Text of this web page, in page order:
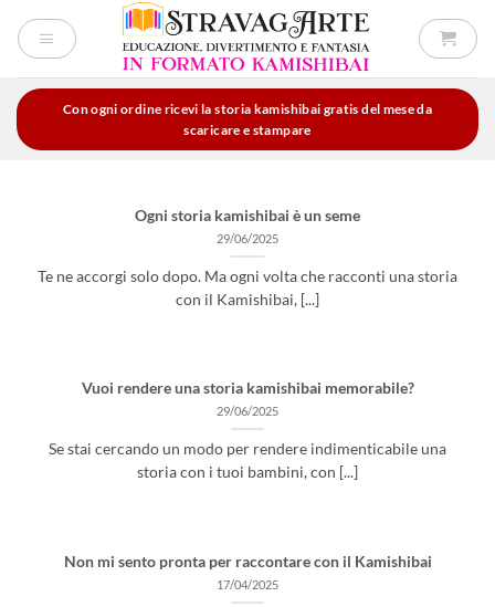
Con ogni ordine ricevi la storia kamishibai gratis del mese da
scaricare e stampare
Ogni storia kamishibai è un seme
29/06/2025
Te ne accorgi solo dopo. Ma ogni volta che racconti una storia
con il Kamishibai, [...]
Vuoi rendere una storia kamishibai memorabile?
29/06/2025
Se stai cercando un modo per rendere indimenticabile una
storia con i tuoi bambini, con [...]
Non mi sento pronta per raccontare con il Kamishibai
17/04/2025